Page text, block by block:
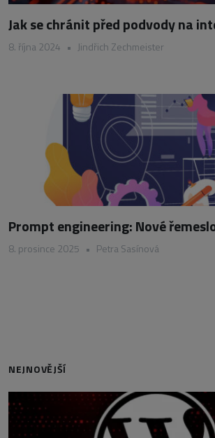
Jak se chránit před podvody na
8. října 2024 • Jindřich Zechmeister
Prompt engineering: Nové
8. prosince 2025 • Petra Sasínová
NEJNOVĚJŠÍ